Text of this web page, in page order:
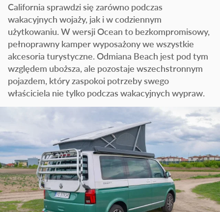
California sprawdzi się zarówno podczas
wakacyjnych wojaży, jak i w codziennym
użytkowaniu. W wersji Ocean to bezkompromisowy,
pełnoprawny kamper wyposażony we wszystkie
akcesoria turystyczne. Odmiana Beach jest pod tym
względem uboższa, ale pozostaje wszechstronnym
pojazdem, który zaspokoi potrzeby swego
właściciela nie tylko podczas wakacyjnych wypraw.